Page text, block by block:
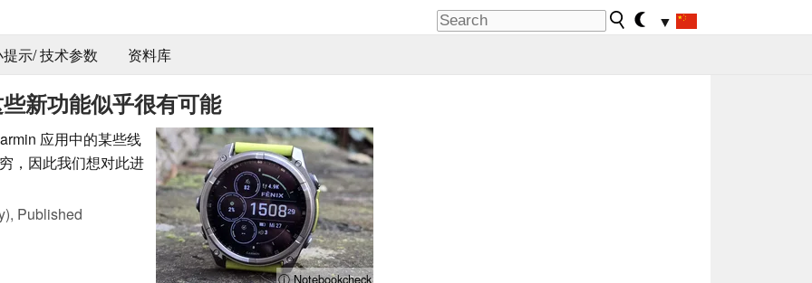
▼
示/ 技术参数
资料库
新功能似乎很有可能
ⓘ Notebookcheck
应用中的某些线
，因此我们想对此进
Published